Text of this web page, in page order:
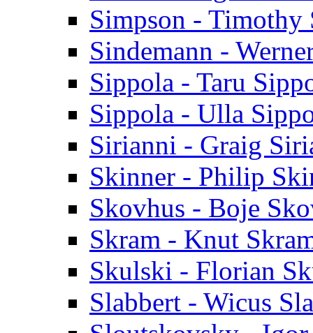
Simpson - Timothy
Sindemann -
Sippola - Taru
Sippola - Ulla
Sirianni - Graig
Skinner - Philip
Skovhus - Boje
Skram - Knut
Skulski - Florian
Slabbert - Wicus